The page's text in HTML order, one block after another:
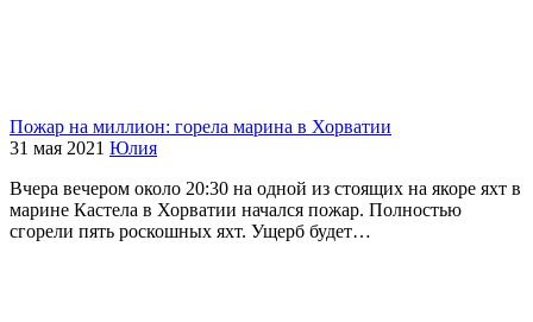
Пожар на миллион: горела марина в Хорватии
31 мая 2021 Юлия
Вчера вечером около 20:30 на одной из стоящих на якоре яхт в
марине Кастела в Хорватии начался пожар. Полностью
сгорели пять роскошных яхт. Ущерб будет…